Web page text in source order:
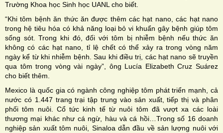
Trường Khoa học Sinh học UANL cho biết.
“Khi tôm bệnh ăn thức ăn được thêm các hạt nano, các hạt nano
trong hệ tiêu hóa có khả năng loại bỏ vi khuẩn gây bệnh giúp tôm
sống sót. Trong khi đó, đối với tôm bị nhiễm bệnh nếu thức ăn
không có các hạt nano, tỉ lệ chết có thể xảy ra trong vòng năm
ngày kể từ khi nhiễm bệnh. Sau khi điều trị, các hạt nano sẽ truyền
qua tôm trong vòng vài ngày”, ông Lucía Elizabeth Cruz Suárez
cho biết thêm.
Mexico là quốc gia có ngành công nghiệp tôm phát triển mạnh, cả
nước có 1.447 trang trại tập trung vào sản xuất, tiếp thị và phân
phối tôm nuôi. Cổ tức kinh tế từ nuôi tôm đã vượt xa các loài
thương mại khác như cá ngừ, hàu và cá hồi…Trong số 16 doanh
nghiệp sản xuất tôm nuôi, Sinaloa dẫn đầu về sản lượng nuôi với